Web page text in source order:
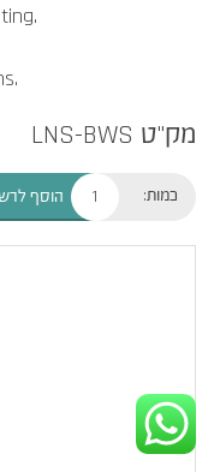
מק"ט LNS-BWS
כמות: הוסף